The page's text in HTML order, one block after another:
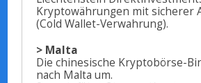
Kryptowährungen mit sicherer
(Cold Wallet-Verwahrung).
> Malta
Die chinesische Kryptobörse-
nach Malta um.